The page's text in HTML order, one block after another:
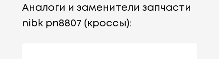
Аналоги и заменители запчасти
nibk pn8807 (кроссы):